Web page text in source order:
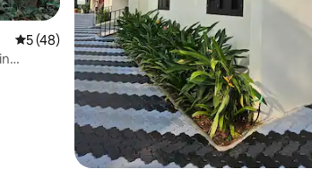
Gemiddelde beoordeling van 5 op 5, 48 recensies
5 (48)